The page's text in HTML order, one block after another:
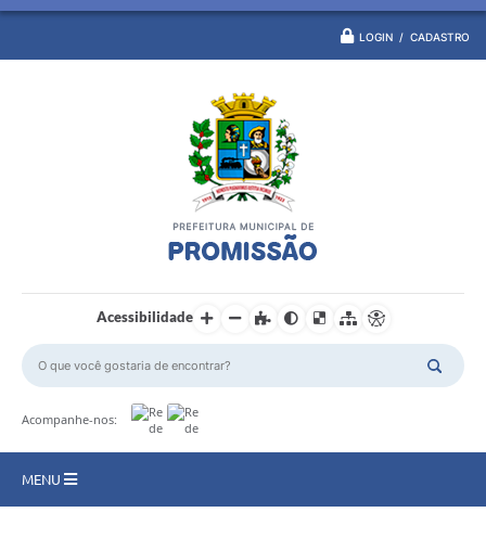
LOGIN / CADASTRO
Acessibilidade
Acompanhe-nos:
MENU